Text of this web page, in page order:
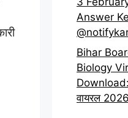
Answer
Bihar
Biology
Download:
वायरल 2026